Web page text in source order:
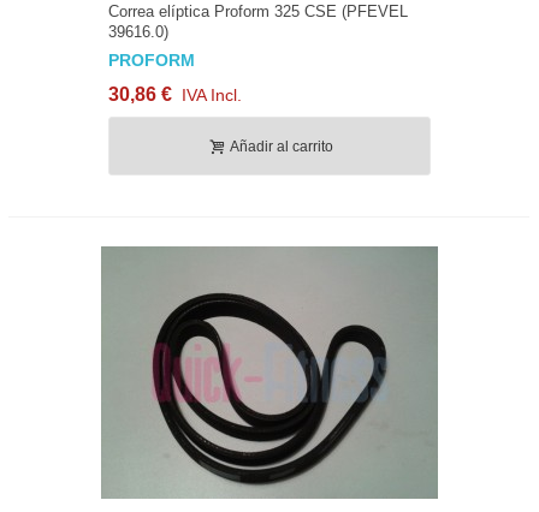
Correa elíptica Proform 325 CSE (PFEVEL
39616.0)
PROFORM
30,86 € IVA Incl.
Añadir al carrito